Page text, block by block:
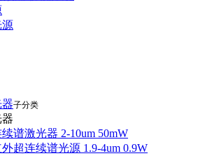
源
子分类
谱激光器 2-10um 50mW
超连续谱光源 1.9-4um 0.9W